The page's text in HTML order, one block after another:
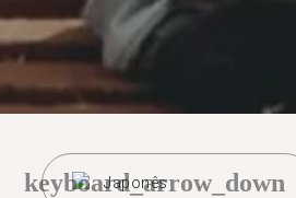
Japonês
keyboard_arrow_down